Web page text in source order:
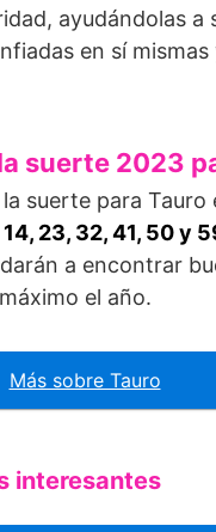
ayudándolas a
en sí
suerte 2023
suerte para Tauro
14, 23, 32, 41, 50 y
a encontrar
el año.
Más sobre Tauro
interesantes